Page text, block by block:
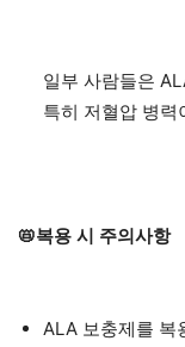
일부 사람들은
특히 저혈압 병력
📛복용 시 주의사항
ALA 보충제를 복